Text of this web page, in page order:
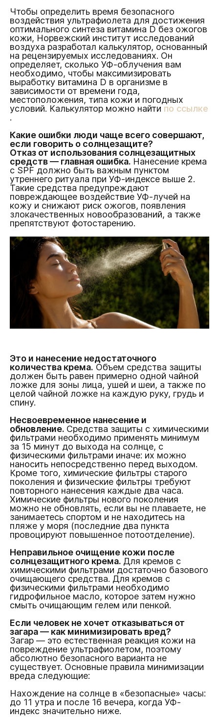
Чтобы определить время безопасного
воздействия ультрафиолета для достижения
оптимального синтеза витамина D без ожогов
кожи, Норвежский институт исследований
воздуха разработал калькулятор, основанный
на рецензируемых исследованиях. Он
определяет, сколько УФ-облучения вам
необходимо, чтобы максимизировать
выработку витамина D в организме в
зависимости от времени года,
местоположения, типа кожи и погодных
условий. Калькулятор можно найти по ссылке
.
Какие ошибки люди чаще всего совершают,
если говорить о солнцезащите?
Отказ от использования солнцезащитных
средств — главная ошибка. Нанесение крема
с SPF должно быть важным пунктом
утреннего ритуала при УФ-индексе выше 2.
Такие средства предупреждают
повреждающее воздействие УФ-лучей на
кожу и снижают риск ожогов, появления
злокачественных новообразований, а также
препятствуют фотостарению.
Это и нанесение недостаточного
количества крема. Объем средства защиты
должен быть равен примерно одной чайной
ложке для зоны лица, ушей и шеи, а также по
целой чайной ложке на каждую руку, грудь и
спину.
Несвоевременное нанесение и
обновление. Средства защиты с химическими
фильтрами необходимо применять минимум
за 15 минут до выхода на солнце, с
физическими фильтрами иначе: их можно
наносить непосредственно перед выходом.
Кроме того, химические фильтры старого
поколения и физические фильтры требуют
повторного нанесения каждые два часа.
Химические фильтры нового поколения
можно не обновлять, если вы не плаваете, не
занимаетесь спортом и не находитесь на
пляже у моря (последние два пункта
провоцируют повышенное потоотделение).
Неправильное очищение кожи после
солнцезащитного крема. Для кремов с
химическими фильтрами достаточно базового
очищающего средства. Для кремов с
физическими фильтрами необходимо
гидрофильное масло, которое затем нужно
смыть очищающим гелем или пенкой.
Если человек не хочет отказываться от
загара — как минимизировать вред?
Загар — это естественная реакция кожи на
повреждение ультрафиолетом, поэтому
абсолютно безопасного варианта не
существует. Основные правила минимизации
вреда следующие:
Нахождение на солнце в «безопасные» часы:
до 11 утра и после 16 вечера, когда УФ-
индекс значительно ниже.